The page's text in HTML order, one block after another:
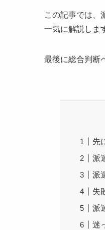
この記事では、
一気に解説しま
最後に総合判断
先
派
派
失
派
迷